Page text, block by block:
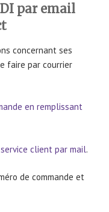
par email
concernant ses
faire par courrier
en remplissant
client par mail.
de commande et